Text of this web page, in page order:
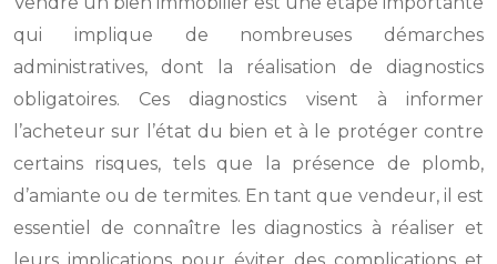
qui implique de nombreuses démarches
administratives, dont la réalisation de diagnostics
obligatoires. Ces diagnostics visent à informer
l’acheteur sur l’état du bien et à le protéger contre
certains risques, tels que la présence de plomb,
d’amiante ou de termites. En tant que vendeur, il est
essentiel de connaître les diagnostics à réaliser et